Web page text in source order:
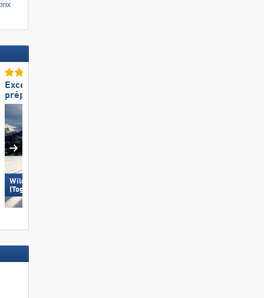
Excellente
préparation des pistes
Wildhaus – Gamserrugg
(Toggenburg)